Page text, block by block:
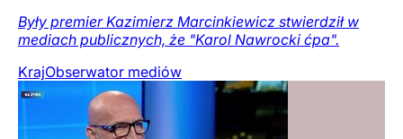
Były premier Kazimierz Marcinkiewicz stwierdził w
mediach publicznych, że "Karol Nawrocki ćpa".
KrajObserwator mediów